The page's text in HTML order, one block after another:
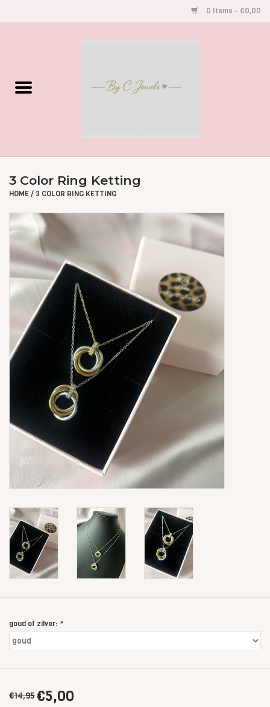
0 Items - €0,00
Gegraveerde Sieraden
Oorbellen
Kettingen
Accessoires
Kids
Ringen
Super Sale
New In
Special Satijn Koord
Brands
3 Color Ring Ketting
HOME/ 3 COLOR RING KETTING
goud of zilver: *
€14,95 €5,00